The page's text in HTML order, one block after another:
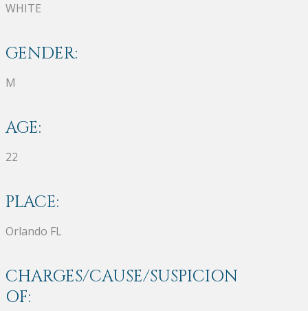
WHITE
GENDER:
M
AGE:
22
PLACE:
Orlando FL
CHARGES/CAUSE/SUSPICION
OF: